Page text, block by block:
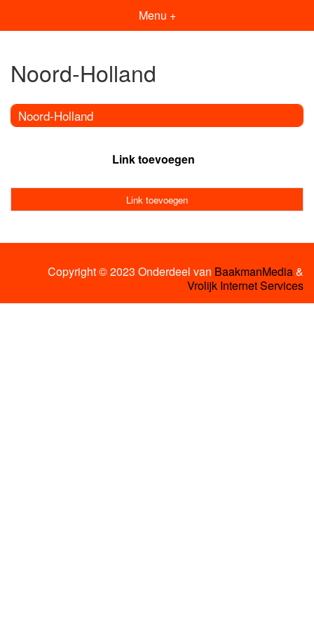
Menu +
Noord-Holland
Noord-Holland
Link toevoegen
Link toevoegen
Copyright © 2023 Onderdeel van BaakmanMedia&
Vrolijk Internet Services